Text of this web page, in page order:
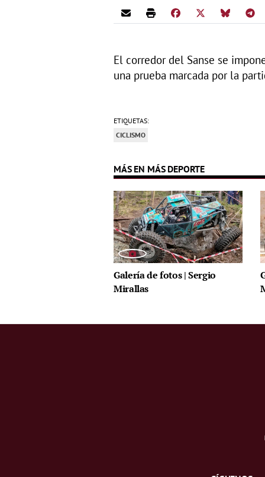
El corredor del Sanse se
una prueba marcada por la
ETIQUETAS:
CICLISMO
MÁS EN MÁS DEPORTE
Galería de fotos | Sergio
Mirallas